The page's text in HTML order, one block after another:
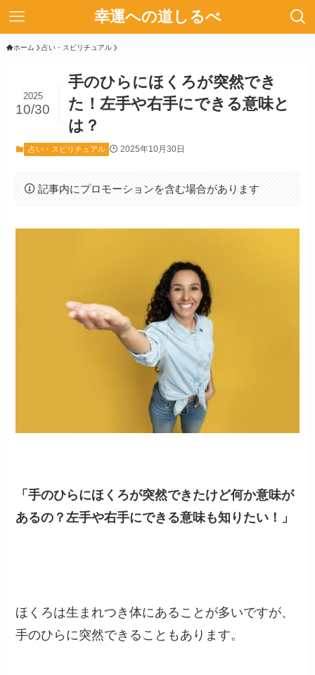
幸運への道しるべ
ホーム 占い・スピリチュアル
手のひらにほくろが突然でき
た！左手や右手にできる意味と
は？
2025
10/30
占い・スピリチュアル 2025年10月30日
記事内にプロモーションを含む場合があります
「手のひらにほくろが突然できたけど何か意味が
あるの？左手や右手にできる意味も知りたい！」
ほくろは生まれつき体にあることが多いですが、
手のひらに突然できることもあります。